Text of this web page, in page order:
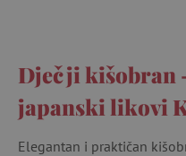
Dječji kišobran
japanski likovi
Elegantan i praktičan